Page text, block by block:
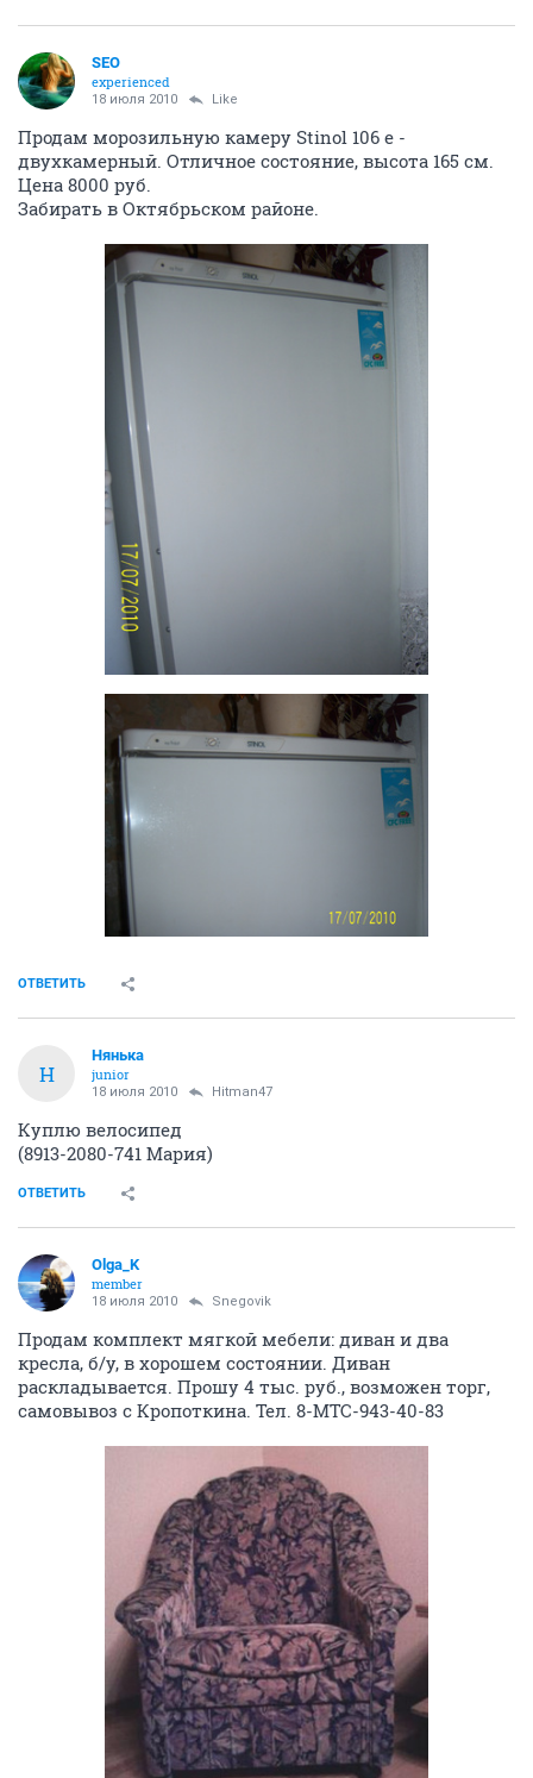
SEO
experienced
18 июля 2010 Like
Продам морозильную камеру Stinol 106 e -
двухкамерный. Отличное состояние, высота 165 см.
Цена 8000 руб.
Забирать в Октябрьском районе.
ОТВЕТИТЬ
Н
Нянька
junior
18 июля 2010 Hitman47
Куплю велосипед
(8913-2080-741 Мария)
ОТВЕТИТЬ
Olga_K
member
18 июля 2010 Snegovik
Продам комплект мягкой мебели: диван и два
кресла, б/у, в хорошем состоянии. Диван
раскладывается. Прошу 4 тыс. руб., возможен торг,
самовывоз с Кропоткина. Тел. 8-МТС-943-40-83